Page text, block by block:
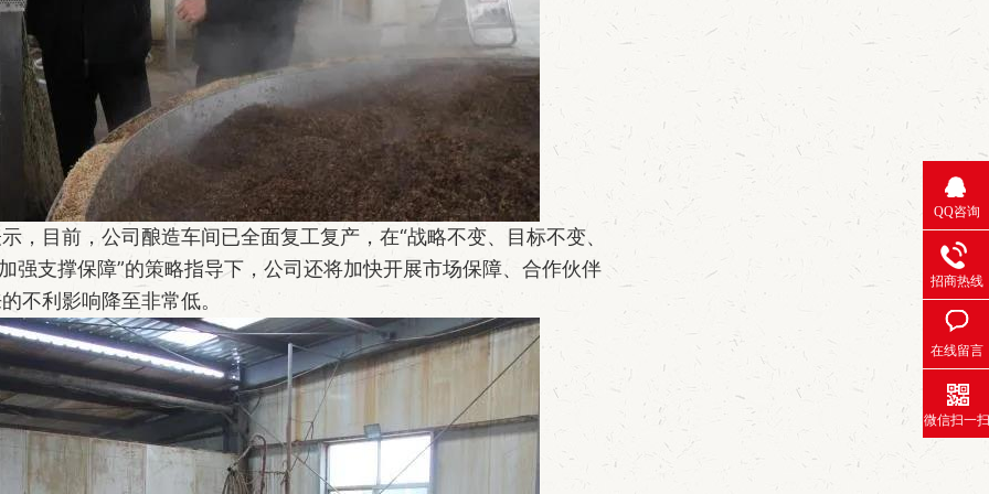
，目前，公司酿造车间已全面复工复产，在“战略不变、目标不变、
强支撑保障”的策略指导下，公司还将加快开展市场保障、合作伙伴
不利影响降至非常低。
QQ咨询
招商热线
在线留言
微信扫一扫